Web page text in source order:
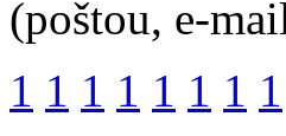
(poštou, e-
1 1 1 1 1 1 1 1